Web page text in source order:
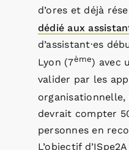
d’ores et déjà
dédié aux
d’assistant·es
Lyon (7ème) avec
valider par les
devrait compter
personnes en
L’objectif